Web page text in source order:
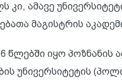
კი, ამავე
მაგისტრის
წლებში იყო პოზნანის
უნივერსიტეტის